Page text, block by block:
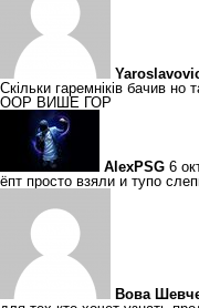
Скільки гаремніків бачив но
ООР ВИШЕ ГОР
AlexPSG 6
ёпт просто взяли и тупо
Вова